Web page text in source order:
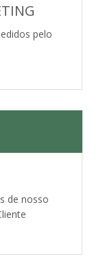
pelo
de nosso